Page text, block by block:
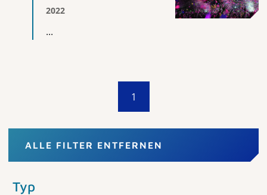
2022
...
1
ALLE FILTER ENTFERNEN
Typ